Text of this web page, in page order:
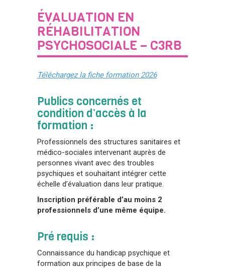
ÉVALUATION EN
RÉHABILITATION
PSYCHOSOCIALE – C3RB
Téléchargez la fiche formation 2026
Publics concernés et
condition d’accès à la
formation :
Professionnels des structures sanitaires et
médico-sociales intervenant auprès de
personnes vivant avec des troubles
psychiques et souhaitant intégrer cette
échelle d’évaluation dans leur pratique.
Inscription préférable d’au moins 2
professionnels d’une même équipe.
Pré requis :
Connaissance du handicap psychique et
formation aux principes de base de la